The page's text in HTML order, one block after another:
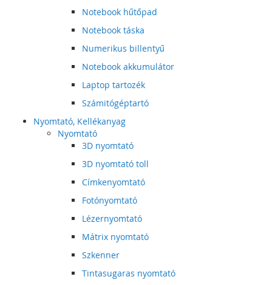
Notebook hűtőpad
Notebook táska
Numerikus billentyű
Notebook akkumulátor
Laptop tartozék
Számitógéptartó
Nyomtató, Kellékanyag
Nyomtató
3D nyomtató
3D nyomtató toll
Címkenyomtató
Fotónyomtató
Lézernyomtató
Mátrix nyomtató
Szkenner
Tintasugaras nyomtató